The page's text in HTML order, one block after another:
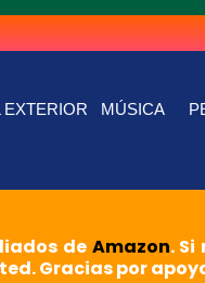
EXTERIOR MÚSICA
de Amazon.
Gracias por